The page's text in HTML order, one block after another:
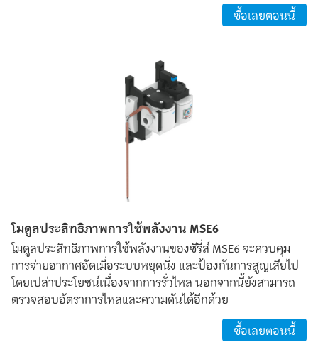
ซื้อเลยตอนนี้
โมดูลประสิทธิภาพการใช้พลังงาน MSE6
โมดูลประสิทธิภาพการใช้พลังงานของซีรี่ส์ MSE6 จะควบคุม
การจ่ายอากาศอัดเมื่อระบบหยุดนิ่ง และป้องกันการสูญเสียไป
โดยเปล่าประโยชน์เนื่องจากการรั่วไหล นอกจากนี้ยังสามารถ
ตรวจสอบอัตราการไหลและความดันได้อีกด้วย
ซื้อเลยตอนนี้